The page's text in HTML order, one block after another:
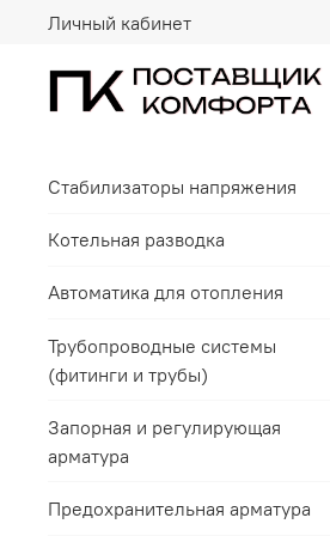
Личный кабинет
Стабилизаторы напряжения
Котельная разводка
Автоматика для отопления
Трубопроводные системы
(фитинги и трубы)
Запорная и регулирующая
арматура
Предохранительная арматура